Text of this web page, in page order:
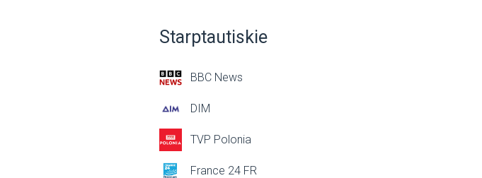
Starptautiskie
BBC News
DIM
TVP Polonia
France 24 FR